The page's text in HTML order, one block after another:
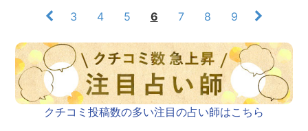
3 4 5 6 7 8 9
クチコミ投稿数の多い注目の占い師はこちら